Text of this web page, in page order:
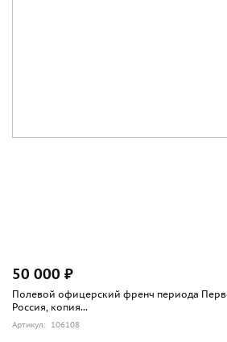
50 000 ₽
Полевой офицерский френч периода
Россия, копия...
Артикул: 106108